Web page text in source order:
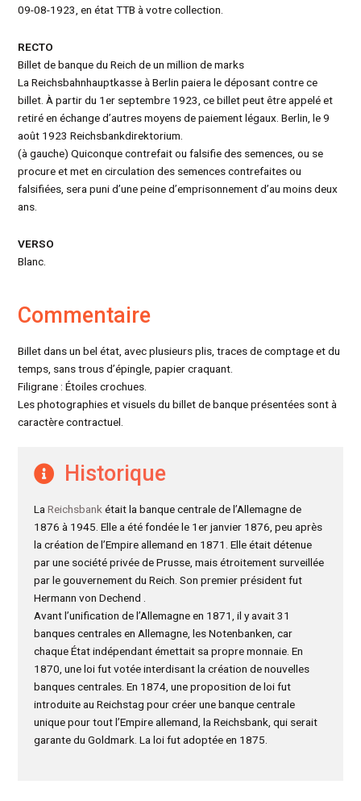
09-08-1923, en état TTB à votre collection.
RECTO
Billet de banque du Reich de un million de marks
La Reichsbahnhauptkasse à Berlin paiera le déposant contre ce
billet. À partir du 1er septembre 1923, ce billet peut être appelé et
retiré en échange d’autres moyens de paiement légaux. Berlin, le 9
août 1923 Reichsbankdirektorium.
(à gauche) Quiconque contrefait ou falsifie des semences, ou se
procure et met en circulation des semences contrefaites ou
falsifiées, sera puni d’une peine d’emprisonnement d’au moins deux
ans.
VERSO
Blanc.
Commentaire
Billet dans un bel état, avec plusieurs plis, traces de comptage et du
temps, sans trous d’épingle, papier craquant.
Filigrane : Étoiles crochues.
Les photographies et visuels du billet de banque présentées sont à
caractère contractuel.
Historique
LaReichsbank était la banque centrale de l’Allemagne de
1876 à 1945. Elle a été fondée le 1er janvier 1876, peu après
la création de l’Empire allemand en 1871. Elle était détenue
par une société privée de Prusse, mais étroitement surveillée
par le gouvernement du Reich. Son premier président fut
Hermann von Dechend .
Avant l’unification de l’Allemagne en 1871, il y avait 31
banques centrales en Allemagne, les Notenbanken, car
chaque État indépendant émettait sa propre monnaie. En
1870, une loi fut votée interdisant la création de nouvelles
banques centrales. En 1874, une proposition de loi fut
introduite au Reichstag pour créer une banque centrale
unique pour tout l’Empire allemand, la Reichsbank, qui serait
garante du Goldmark. La loi fut adoptée en 1875.